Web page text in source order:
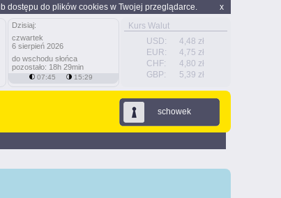
x
dostępu do plików cookies w Twojej przeglądarce.
Kurs Walut
USD:
4,48 zł
EUR:
4,75 zł
CHF:
4,80 zł
GBP:
5,39 zł
Dzisiaj:
czwartek
6 sierpień 2026
do wschodu słońca
pozostało: 18h 29min
07:45 15:29
schowek